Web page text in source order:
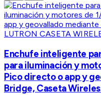
LUTRON CASETA
Enchufe inteligente
para iluminación y
Pico directo o app y
Bridge, Caseta